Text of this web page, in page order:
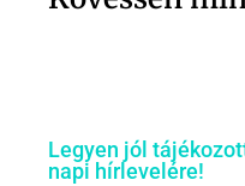
Legyen jól
napi hírlevelére!